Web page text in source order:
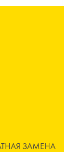
ЗАМЕНА